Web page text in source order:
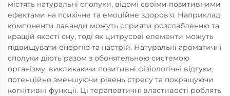
містять натуральні сполуки, відомі своїми позитивними
ефектами на психічне та емоційне здоров'я. Наприклад,
компоненти лаванди можуть сприяти розслабленню та
кращій якості сну, тоді як цитрусові елементи можуть
підвищувати енергію та настрій. Натуральні ароматичні
сполуки діють разом з обонятельною системою
організму, викликаючи позитивні фізіологічні відгуки,
потенційно зменшуючи рівень стресу та покращуючи
когнітивні функції. Ці терапевтичні властивості роблять